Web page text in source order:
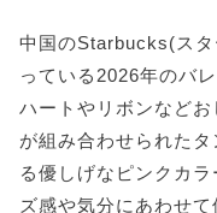
中国のStarbucks(ス
っている2026年のバ
ハートやリボンなど
が組み合わせられた
る優しげなピンクカ
ズ感や気分にあわせ